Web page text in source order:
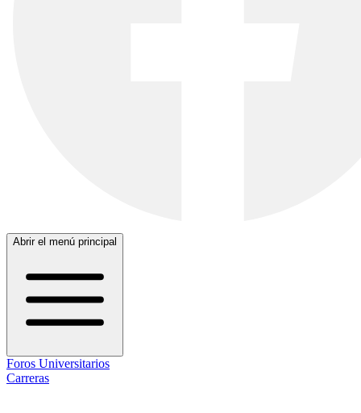
Abrir el menú principal
Foros Universitarios
Carreras